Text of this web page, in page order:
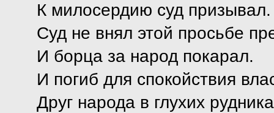
К милосердию суд призывал.
Суд не внял этой просьбе
И борца за народ покарал.
И погиб для спокойствия
Друг народа в глухих